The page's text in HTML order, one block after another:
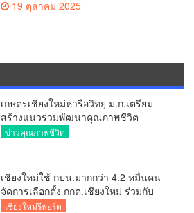
19 ตุลาคม 2025
เกษตรเชียงใหม่หารือวิทยุ ม.ก.เตรียม
สร้างแนวร่วมพัฒนาคุณภาพชีวิต
เกษตรกร สื่อสารข้อมูลถูกต้องขับเคลื่อน
ข่าวคุณภาพชีวิต
เชียงใหม่ใช้ กปน.มากกว่า 4.2 หมื่นคน
จัดการเลือกตั้ง กกต.เชียงใหม่ ร่วมกับ
นายอำเภอหางดง ตรวจความเรียบร้อย
เชียงใหม่รีพอร์ต